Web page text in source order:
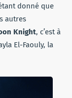
donné que
autres
Knight, c’est à
El-Faouly, la